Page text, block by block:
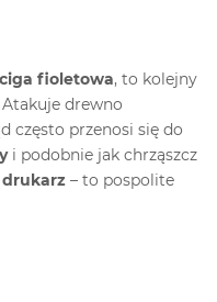
fioletowa, to kolejny
drewno
często przenosi się do
i podobnie jak chrząszcz
– to pospolite